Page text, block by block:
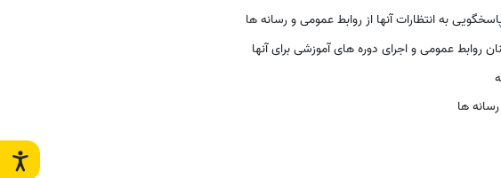
به انتظارات آنها از روابط عمومی و رسانه ها
روابط عمومی و اجرای دوره های آموزشی برای آنها
ها